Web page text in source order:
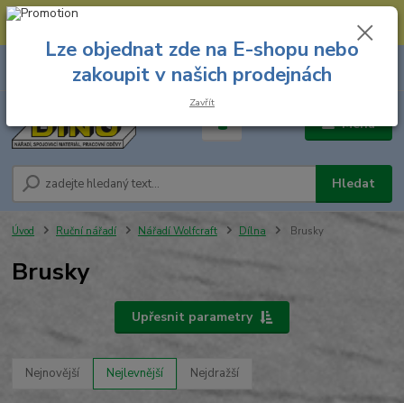
--- Spojovací materiál: 774 431 045 --- Prodejna nářadí: 731 449 423 --
Menu
Hledat
8.00 hod. - 16.00 hod.
za
Úvod Ruční nářadí Nářadí Wolfcraft Dílna Brusky
Brusky
Upřesnit parametry
Nejnovější Nejlevnější Nejdražší
Lze objednat zde na E-shopu nebo
zakoupit v našich prodejnách
Zavřít